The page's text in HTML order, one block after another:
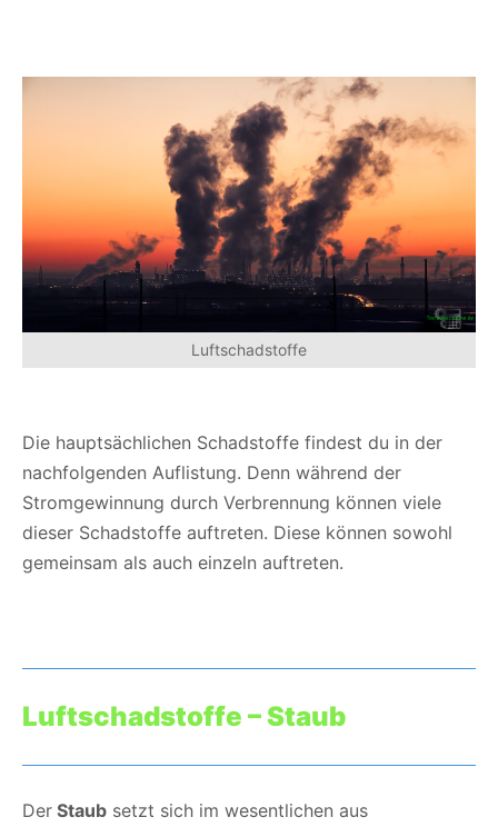
Luftschadstoffe
Die hauptsächlichen Schadstoffe findest du in der
nachfolgenden Auflistung. Denn während der
Stromgewinnung durch Verbrennung können viele
dieser Schadstoffe auftreten. Diese können sowohl
gemeinsam als auch einzeln auftreten.
Luftschadstoffe – Staub
Der Staub setzt sich im wesentlichen aus